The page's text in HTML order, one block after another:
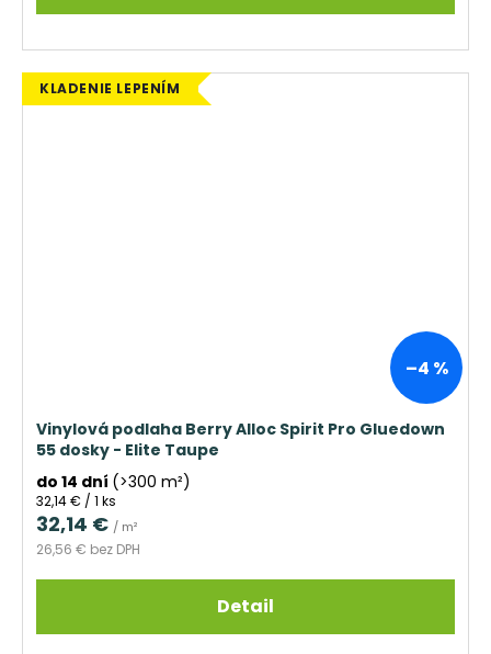
KLADENIE LEPENÍM
–4 %
Vinylová podlaha Berry Alloc Spirit Pro Gluedown
55 dosky - Elite Taupe
do 14 dní (>300 m²)
26,56 € bez DPH
32,14 € / m²
Jednotková
cena:
32,14 € / 1 ks
Detail